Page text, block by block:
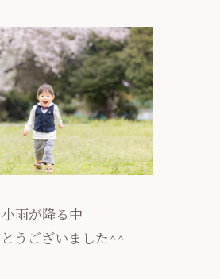
小雨が降る中
うございました^^